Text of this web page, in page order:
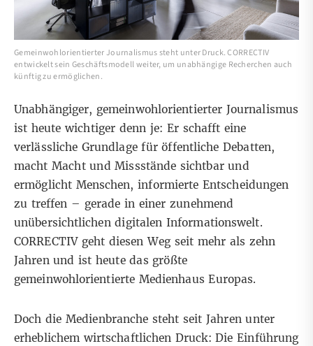
Gemeinwohlorientierter Journalismus steht unter Druck. CORRECTIV
entwickelt sein Geschäftsmodell weiter, um unabhängige Recherchen auch
künftig zu ermöglichen.
Unabhängiger, gemeinwohlorientierter Journalismus
ist heute wichtiger denn je: Er schafft eine
verlässliche Grundlage für öffentliche Debatten,
macht Macht und Missstände sichtbar und
ermöglicht Menschen, informierte Entscheidungen
zu treffen – gerade in einer zunehmend
unübersichtlichen digitalen Informationswelt.
CORRECTIV geht diesen Weg seit mehr als zehn
Jahren und ist heute das größte
gemeinwohlorientierte Medienhaus Europas.
Doch die Medienbranche steht seit Jahren unter
erheblichem wirtschaftlichen Druck: Die Einführung